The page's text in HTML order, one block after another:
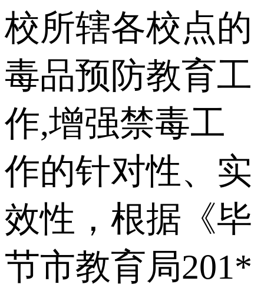
校所辖各校点的
毒品预防教育工
作,增强禁毒工
作的针对性、实
效性，根据《毕
节市教育局201*